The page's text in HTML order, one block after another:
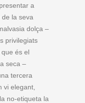
a
la seva
dolça –
privilegiats
és el
seca –
tercera
vi elegant,
no-etiqueta la